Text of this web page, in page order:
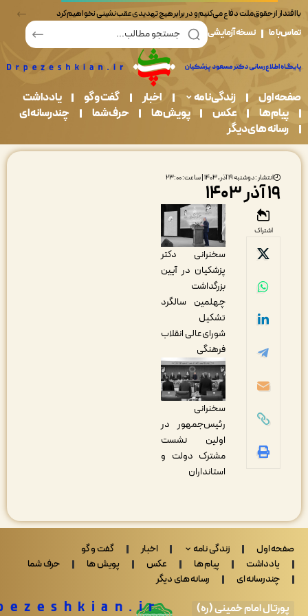
از حقوق ملت دفاع می‌کنیم و در برابر هیچ تهدیدی عقب‌نشینی نخواهیم کرد
نسخه آزمایشی
زندگی نامه اخبار گفت و گو
یادداشت
ها
عکس پویش ها حرف شما
چندرسانه ای
های دیگر
انتشار : دوشنبه ۱۹ آذر, ۱۴۰۳ | ساعت: ۲۳:۰۰
سخنرانی دکتر
پزشکیان در آیین
بزرگداشت
چهلمین سالگرد
شورای‌عالی انقلاب
سخنرانی
رئیس‌جمهور در
اولین نشست
مشترک دولت و
استانداران
اول زندگی نامه اخبار
گفت و گو
پیام ها عکس پویش ها
حرف شما
ای
رسانه های دیگر
امام خمینی (ره) Drpezeshkian.ir